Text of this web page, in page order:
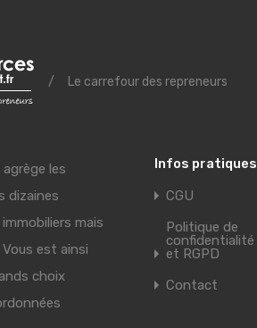
/ Le carrefour des repreneurs
les
dizaines
mais
est ainsi
choix
Infos pratiques
CGU
Politique de
confidentialité
et RGPD
Contact